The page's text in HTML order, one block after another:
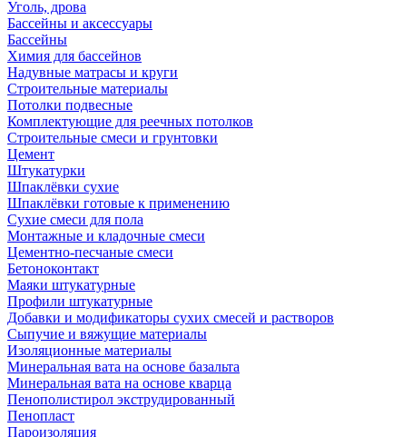
Уголь, дрова
Бассейны и аксессуары
Бассейны
Химия для бассейнов
Надувные матрасы и круги
Строительные материалы
Потолки подвесные
Комплектующие для реечных потолков
Строительные смеси и грунтовки
Цемент
Штукатурки
Шпаклёвки сухие
Шпаклёвки готовые к применению
Сухие смеси для пола
Монтажные и кладочные смеси
Цементно-песчаные смеси
Бетоноконтакт
Маяки штукатурные
Профили штукатурные
Добавки и модификаторы сухих смесей и растворов
Сыпучие и вяжущие материалы
Изоляционные материалы
Минеральная вата на основе базальта
Минеральная вата на основе кварца
Пенополистирол экструдированный
Пенопласт
Пароизоляция